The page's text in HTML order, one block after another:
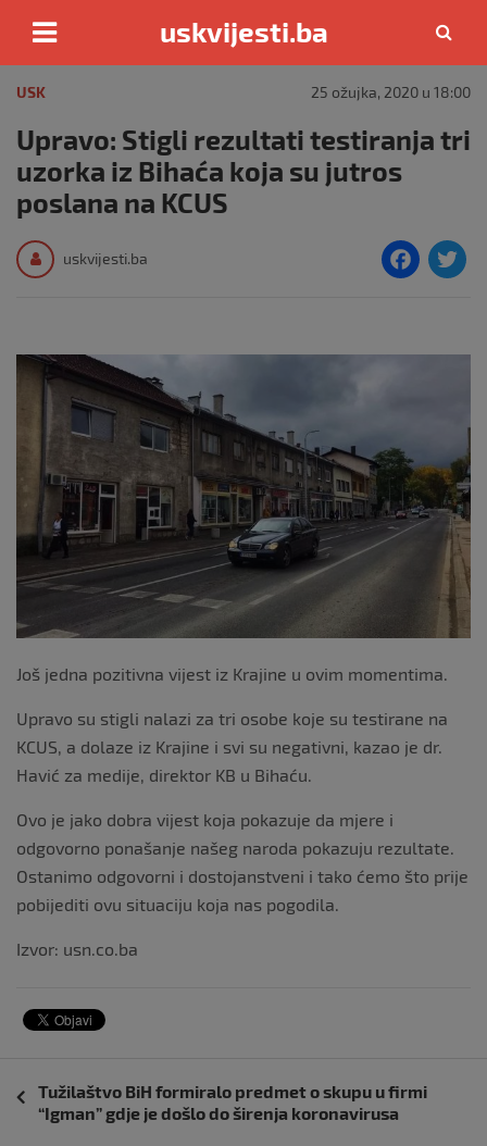
content
uskvijesti.ba
USK 25 ožujka, 2020 u 18:00
Upravo: Stigli rezultati testiranja tri
uzorka iz Bihaća koja su jutros
poslana na KCUS
uskvijesti.ba
F
e
o
k
Još jedna pozitivna vijest iz Krajine u ovim momentima.
Upravo su stigli nalazi za tri osobe koje su testirane na
KCUS, a dolaze iz Krajine i svi su negativni, kazao je dr.
Havić za medije, direktor KB u Bihaću.
Ovo je jako dobra vijest koja pokazuje da mjere i
odgovorno ponašanje našeg naroda pokazuju rezultate.
Ostanimo odgovorni i dostojanstveni i tako ćemo što prije
pobijediti ovu situaciju koja nas pogodila.
Izvor: usn.co.ba
objava
Tužilaštvo BiH formiralo predmet o skupu u firmi
“Igman” gdje je došlo do širenja koronavirusa